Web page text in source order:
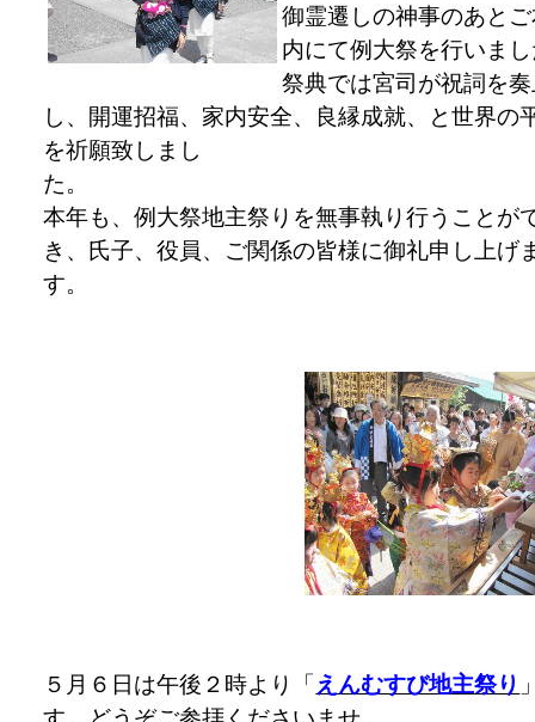
御霊遷しの神事のあと
内にて例大祭を行いま
祭典では宮司が祝詞を
し、開運招福、家内安全、良縁成就、と世界の
を祈願致しまし
本年も、例大祭地主祭りを無事執り行うことが
き、氏子、役員、ご関係の皆様に御礼申し上げ
す
５月６日は午後２時より「 えんむすび地主祭り
す。どうぞご参拝くださいませ。